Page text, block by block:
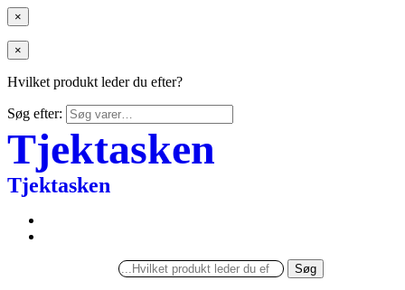
×
×
Hvilket produkt leder du efter?
Søg efter:
Tjektasken
Tjektasken
Søg